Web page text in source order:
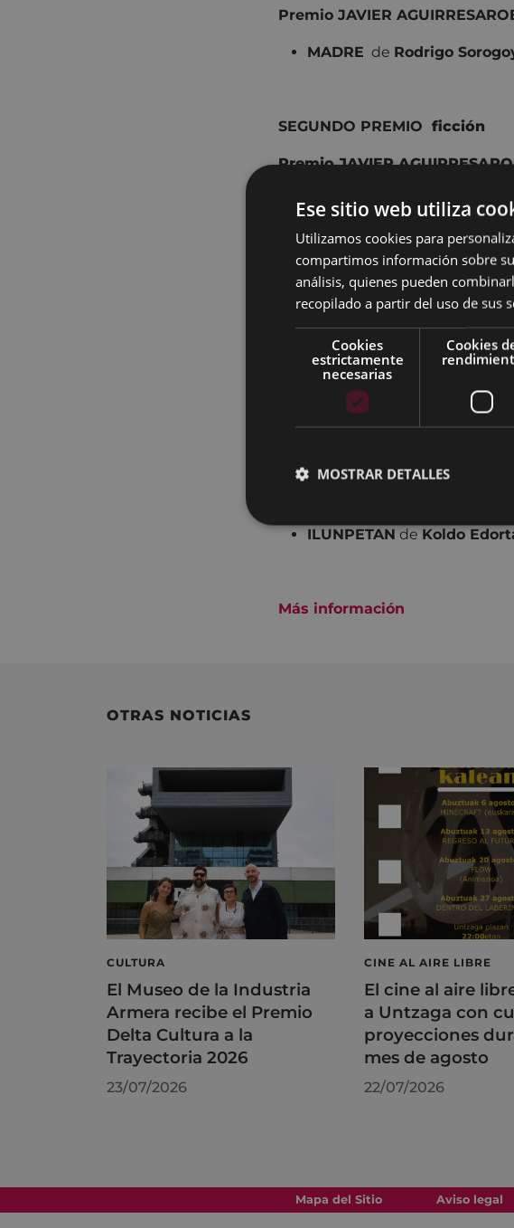
Premio JAVIER
MADRE de Rodrigo
SEGUNDO PREMIO ficción
Premio JAVIER
MUJER Y FILIPINAde Luis
Premio al mejor corto en
KREBAdeOier Fuentes
Premio al mejor corto de
CAVALLS MORTSdeMarc
ILUNPETAN de Koldo
Más información
OTRAS NOTICIAS
CULTURA
El Museo de la Industria
Armera recibe el Premio
Delta Cultura a la
Trayectoria 2026
23/07/2026
CINE AL AIRE LIBRE
El cine al aire
a Untzaga con
proyecciones
mes de agosto
22/07/2026
Mapa del Sitio Aviso legal
Ese sitio web utiliza
Utilizamos cookies para
compartimos información sobre
análisis, quienes pueden
recopilado a partir del uso de sus
Cookies
estrictamente
necesarias
Cookies
MOSTRAR DETALLES